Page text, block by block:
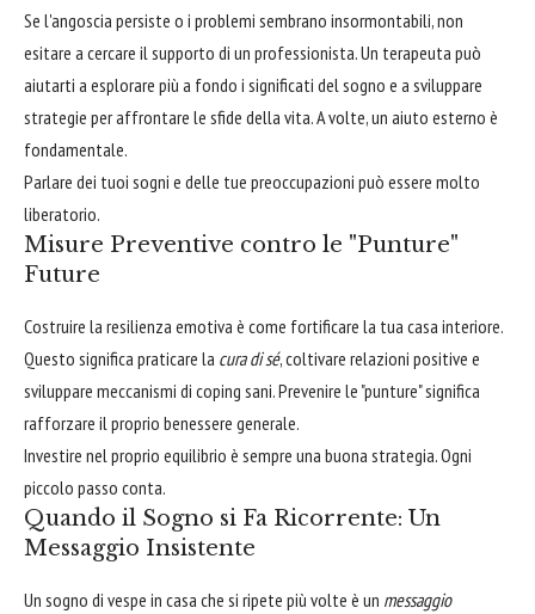
Se l'angoscia persiste o i problemi sembrano insormontabili, non
esitare a cercare il supporto di un professionista. Un terapeuta può
aiutarti a esplorare più a fondo i significati del sogno e a sviluppare
strategie per affrontare le sfide della vita. A volte, un aiuto esterno è
fondamentale.
Parlare dei tuoi sogni e delle tue preoccupazioni può essere molto
liberatorio.
Misure Preventive contro le "Punture"
Future
Costruire la resilienza emotiva è come fortificare la tua casa interiore.
Questo significa praticare la cura di sé, coltivare relazioni positive e
sviluppare meccanismi di coping sani. Prevenire le "punture" significa
rafforzare il proprio benessere generale.
Investire nel proprio equilibrio è sempre una buona strategia. Ogni
piccolo passo conta.
Quando il Sogno si Fa Ricorrente: Un
Messaggio Insistente
Un sogno di vespe in casa che si ripete più volte è un messaggio